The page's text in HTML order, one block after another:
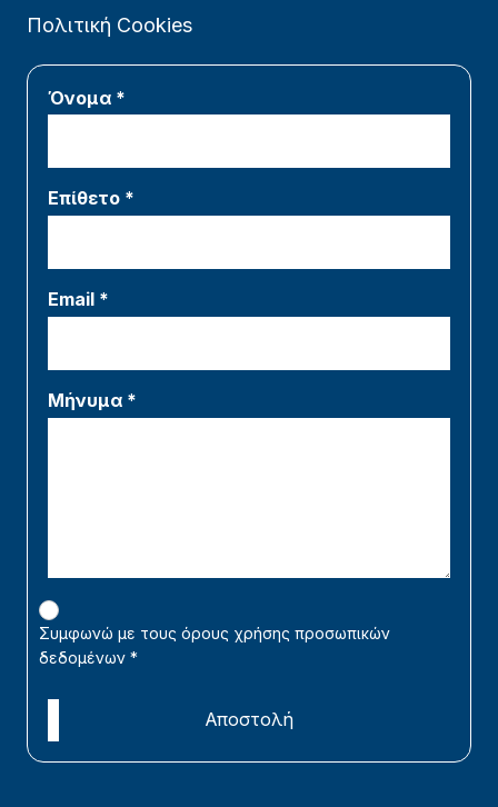
Πολιτική Cookies
Όνομα *
Επίθετο *
Email *
Μήνυμα *
Συμφωνώ με τους όρους χρήσης προσωπικών
δεδομένων *
Αποστολή